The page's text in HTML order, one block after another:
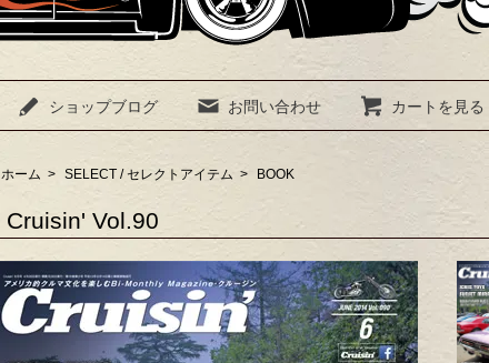
ショップブログ お問い合わせ カートを見る
ホーム > SELECT / セレクトアイテム > BOOK
Cruisin' Vol.90